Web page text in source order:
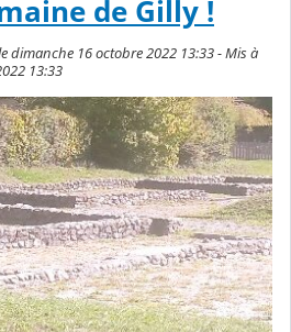
de Gilly !
dimanche 16 octobre 2022 13:33 - Mis à
13:33